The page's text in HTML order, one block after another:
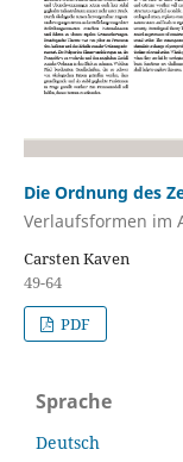
Die Ordnung des
Verlaufsformen im
Carsten Kaven
49-64
PDF
Sprache
Deutsch